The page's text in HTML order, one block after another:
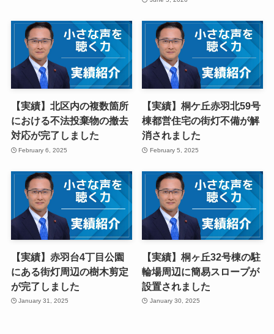
【実績】北区内の複数箇所
における不法投棄物の撤去
対応が完了しました
February 6, 2025
【実績】桐ケ丘赤羽北59号
棟都営住宅の街灯不備が解
消されました
February 5, 2025
【実績】赤羽台4丁目公園
にある街灯周辺の樹木剪定
が完了しました
January 31, 2025
【実績】桐ヶ丘32号棟の駐
輪場周辺に簡易スロープが
設置されました
January 30, 2025